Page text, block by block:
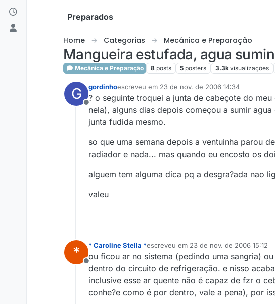
Skip to content
Preparados
Home Categorias Mecânica e Preparação
Mangueira estufada, agua
Mecânica e Preparação 8 posts 5 posters 3.3k visualizações
G
Offline
gordinhoescreveu em 23 de nov. de 2006 14:34
última edição por
? o seguinte troquei a junta de cabeçote do
nela), alguns dias depois começou a sumir
junta fudida mesmo.
so que uma semana depois a ventuinha parou
radiador e nada... mas quando eu encosto os
alguem tem alguma dica pq a desgra?ada nao
valeu
*
Offline
* Caroline Stella *escreveu em 23 de nov. de 2006 15:12
última edição por
ou ficou ar no sistema (pedindo uma sangria)
dentro do circuito de refrigeração. e nisso
inclusive esse ar quente não é capaz de fzr o
conhe?e como é por dentro, vale a pena), por